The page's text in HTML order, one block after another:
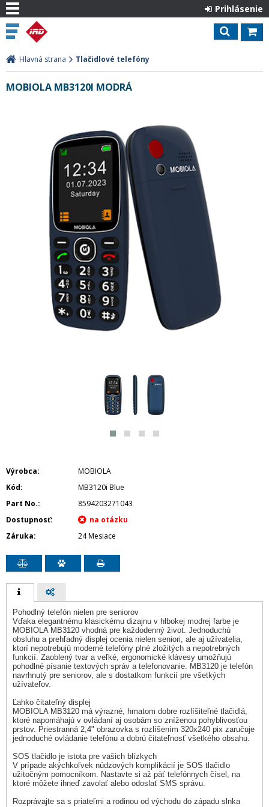
Prihlásenie
Hlavná strana Tlačidlové telefóny
MOBIOLA MB3120I MODRÁ
Výrobca
MOBIOLA
Kód
MB3120i Blue
Part No.
8594203271043
Dostupnosť
Záruka
24 Mesiace
Pohodlný telefón nielen pre seniorov
Vďaka elegantnému klasickému dizajnu v hlbokej modrej farbe je
MOBIOLA MB3120 vhodná pre každodenný život. Jednoduchú
obsluhu a prehľadný displej ocenia nielen seniori, ale aj užívatelia,
ktorí nepotrebujú moderné telefóny plné zložitých a nepotrebných
funkcií. Zaoblený tvar a veľké, ergonomické klávesy umožňujú
pohodlné písanie textových správ a telefonovanie. MB3120 je telefón
navrhnutý pre seniorov, ale s dostatkom funkcií pre všetkých
užívateľov.
Ľahko čitateľný displej
MOBIOLA MB3120 má výrazné, hmatom dobre rozlíšiteľné tlačidlá,
ktoré napomáhajú v ovládaní aj osobám so zníženou pohyblivosťou
prstov. Priestranná 2,4" obrazovka s rozlíšením 320x240 pix zaručuje
jednoduché ovládanie telefónu a dobrú čitateľnosť všetkého obsahu.
SOS tlačidlo je istota pre vašich blízkych
V prípade akýchkoľvek núdzových komplikácií je SOS tlačidlo
užitočným pomocníkom. Nastavte si až päť telefónnych čísel, na
ktoré môžete ihneď zavolať alebo odoslať SMS správu.
Rozprávajte sa s priateľmi a rodinou od východu do západu slnka